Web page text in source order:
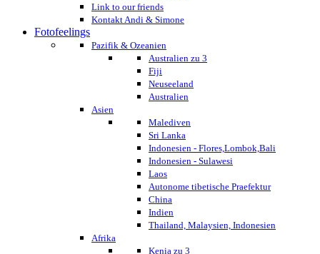
Link to our friends
Kontakt Andi & Simone
Fotofeelings
Pazifik & Ozeanien
Australien zu 3
Fiji
Neuseeland
Australien
Asien
Malediven
Sri Lanka
Indonesien - Flores,Lombok,Bali
Indonesien - Sulawesi
Laos
Autonome tibetische Praefektur
China
Indien
Thailand, Malaysien, Indonesien
Afrika
Kenia zu 3